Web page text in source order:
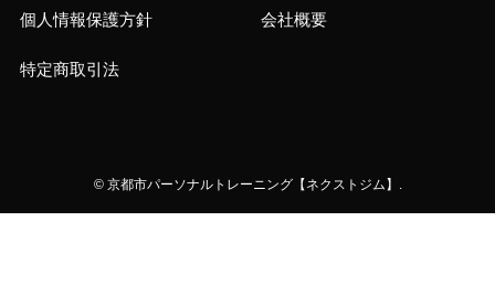
個人情報保護方針
特定商取引法
会社概要
©京都市パーソナルトレーニング【ネクストジム】.